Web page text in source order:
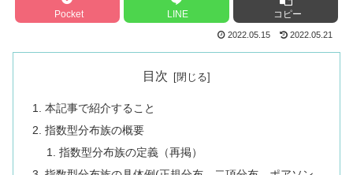
Pocket LINE コピー
2022.05.15 2022.05.21
目次
本記事で紹介すること
指数型分布族の概要
指数型分布族の定義（再掲）